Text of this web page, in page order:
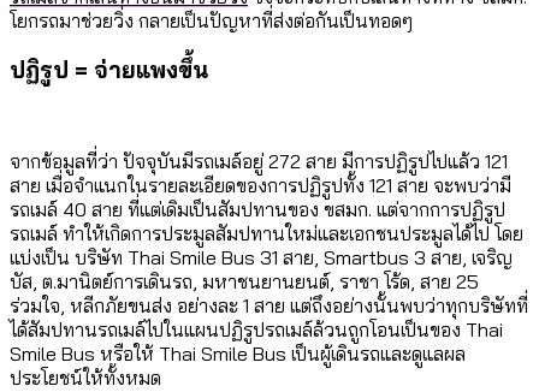
โยกรถมาช่วยวิ่ง กลายเป็นปัญหาที่ส่งต่อกันเป็นทอดๆ
ปฏิรูป = จ่ายแพงขึ้น
จากข้อมูลที่ว่า ปัจจุบันมีรถเมล์อยู่ 272 สาย มีการปฏิรูปไปแล้ว 121
สาย เมื่อจำแนกในรายละเอียดของการปฏิรูปทั้ง 121 สาย จะพบว่ามี
รถเมล์ 40 สาย ที่แต่เดิมเป็นสัมปทานของ ขสมก. แต่จากการปฏิรูป
รถเมล์ ทำให้เกิดการประมูลสัมปทานใหม่และเอกชนประมูลได้ไป โดย
แบ่งเป็น บริษัท Thai Smile Bus 31 สาย, Smartbus 3 สาย, เจริญ
บัส, ต.มานิตย์การเดินรถ, มหาชนยานยนต์, ราชา โร้ด, สาย 25
ร่วมใจ, หลีกภัยขนส่ง อย่างละ 1 สาย แต่ถึงอย่างนั้นพบว่าทุกบริษัทที่
ได้สัมปทานรถเมล์ไปในแผนปฏิรูปรถเมล์ล้วนถูกโอนเป็นของ Thai
Smile Bus หรือให้ Thai Smile Bus เป็นผู้เดินรถและดูแลผล
ประโยชน์ให้ทั้งหมด